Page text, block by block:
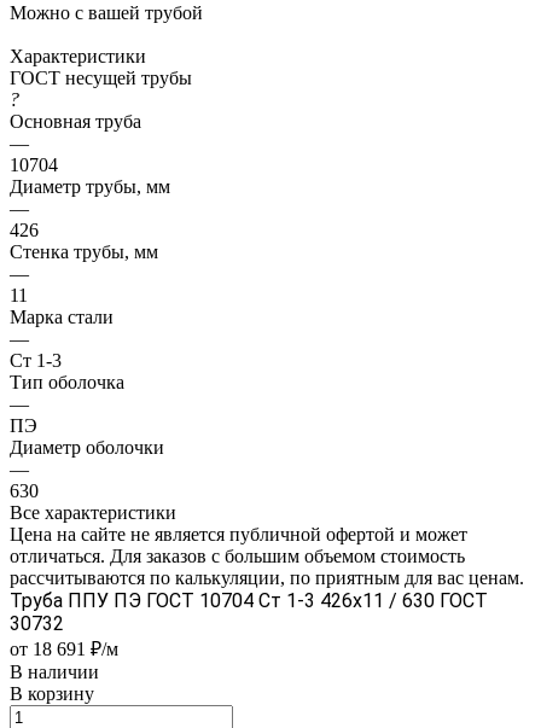
Можно с вашей трубой
Характеристики
ГОСТ несущей трубы
?
Основная труба
—
10704
Диаметр трубы, мм
—
426
Стенка трубы, мм
—
11
Марка стали
—
Ст 1-3
Тип оболочка
—
ПЭ
Диаметр оболочки
—
630
Все характеристики
Цена на сайте не является публичной офертой и может
отличаться. Для заказов с большим объемом стоимость
рассчитываются по калькуляции, по приятным для вас ценам.
Труба ППУ ПЭ ГОСТ 10704 Ст 1-3 426x11 / 630 ГОСТ
30732
от 18 691 ₽/м
В наличии
В корзину